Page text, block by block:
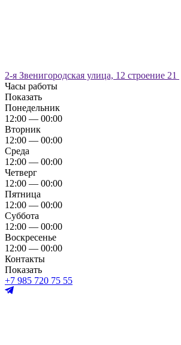
2-я Звенигородская улица, 12 строение 21
Часы работы
Показать
Понедельник
12:00 — 00:00
Вторник
12:00 — 00:00
Среда
12:00 — 00:00
Четверг
12:00 — 00:00
Пятница
12:00 — 00:00
Суббота
12:00 — 00:00
Воскресенье
12:00 — 00:00
Контакты
Показать
+7 985 720 75 55